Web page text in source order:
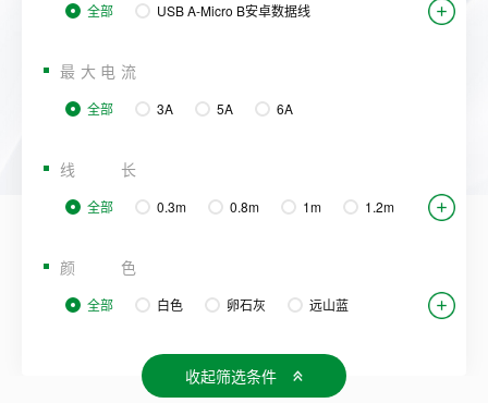
手机电池
全部
USB A-Micro B安卓数据线
USB A-Lightning苹果数据线
公牛TYPE C-TYPE C数据线
最大电流
全部 3A 5A 6A
线长
全部 0.3m 0.8m 1m
1.2m
颜色
全部 白色 卵石灰
远山蓝
收起筛选条件